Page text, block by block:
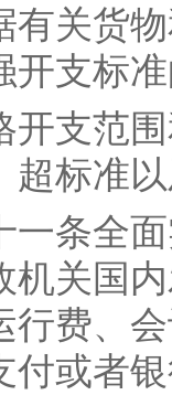
有关货
开支标
范围
超标准
全面
机关国
行费、
付或者